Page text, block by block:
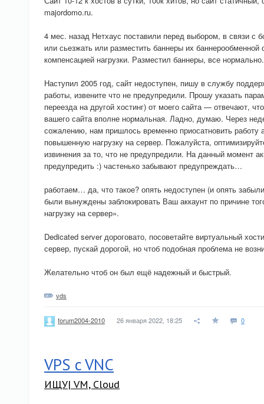
majordomo.ru.
4 мес. назад Нетхаус поставили перед выбором, в связи с
или сьезжать или разместить баннеры их баннерообменной
компенсацией нагрузки. Разместил баннеры, все нормально.
Наступил 2005 год, сайт недоступен, пишу в службу
работы, извените что не предупредили. Прошу указать
переезда на другой хостинг) от моего сайта — отвечают,
вашего сайта вполне нормальная. Ладно, думаю. Через
сожалению, нам пришлось временно приосатновить работу
повышенную нагрузку на сервер. Пожалуйста,
извинения за то, что не предупредили. На данный момент
предупредить :) частенько забывают предупреждать…
работаем… да, что такое? опять недоступен (и опять
были вынуждены заблокировать Ваш аккаунт по причине
нагрузку на сервер».
Dedicated server дороговато, посоветайте виртуальный
сервер, пускай дорогой, но чтоб подобная проблема не
Желательно чтоб он был ещё надежный и быстрый.
vds
forum2004-2010 26 января 2022, 18:25 0
VPS c VNC
ИЩУ| VM, Cloud